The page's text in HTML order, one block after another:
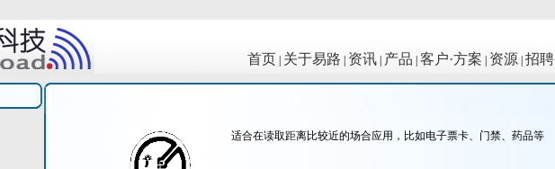
首页 关于易路 资讯 产品 客户·方案 资源 招聘
适合在读取距离比较近的场合应用，比如电子票卡、门禁、药品等